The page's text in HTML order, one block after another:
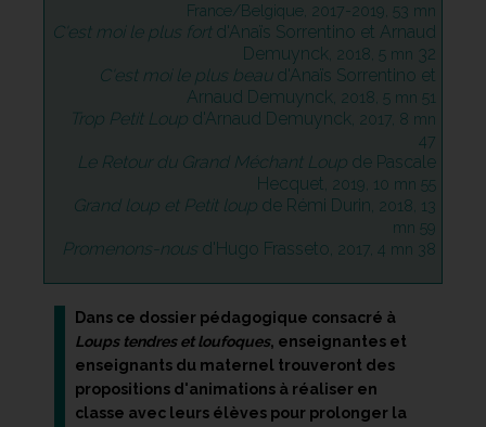
France/Belgique, 2017-2019, 53 mn
C'est moi le plus fort d'Anaïs Sorrentino et Arnaud
Demuynck, 2018, 5 mn 32
C'est moi le plus beaud'Anaïs Sorrentino et
Arnaud Demuynck, 2018, 5 mn 51
Trop Petit Loup d'Arnaud Demuynck, 2017, 8 mn
47
Le Retour du Grand Méchant Loup de Pascale
Hecquet, 2019, 10 mn 55
Grand loup et Petit loup de Rémi Durin, 2018, 13
mn 59
Promenons-nous d'Hugo Frasseto, 2017, 4 mn 38
Dans ce dossier pédagogique consacré à
Loups tendres et loufoques, enseignantes et
enseignants du maternel trouveront des
propositions d'animations à réaliser en
classe avec leurs élèves pour prolonger la